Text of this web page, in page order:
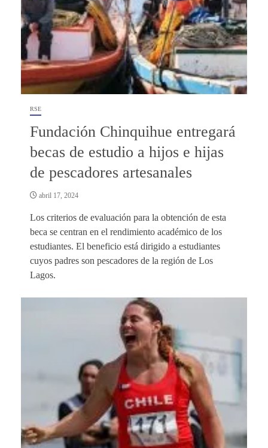
RSE
Fundación Chinquihue entregará
becas de estudio a hijos e hijas
de pescadores artesanales
abril 17, 2024
Los criterios de evaluación para la obtención de esta
beca se centran en el rendimiento académico de los
estudiantes. El beneficio está dirigido a estudiantes
cuyos padres son pescadores de la región de Los
Lagos.